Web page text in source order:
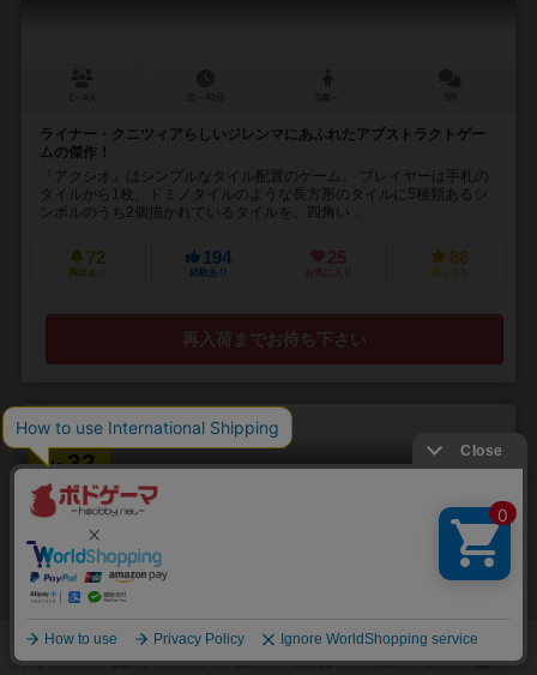
ライナー・クニツィアらしいジレンマにあふれたアブストラクトゲー
ムの傑作！
『アクシオ』はシンプルなタイル配置のゲーム。 プレイヤーは手札の
タイルから1枚、ドミノタイルのような長方形のタイルに5種類あるシ
ンボルのうち2個描かれているタイルを、四角い...
72
興味あり
194
経験あり
25
お気に入り
86
持ってる
再入荷までお待ち下さい
No.32